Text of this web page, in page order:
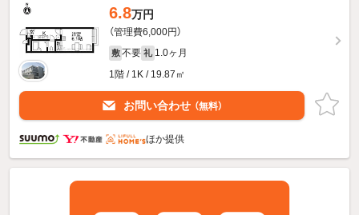
6.8万円
（管理費6,000円）
敷 不要 礼 1.0ヶ月
1階 / 1K / 19.87㎡
お問い合わせ （無料）
ほか提供